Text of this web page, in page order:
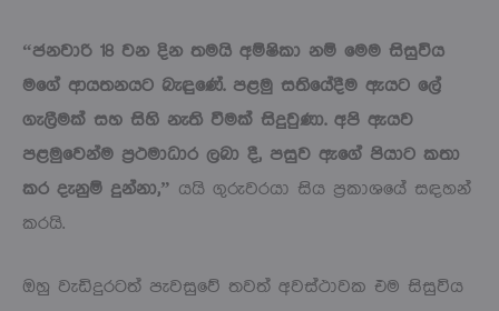
“ජනවාරි 18 වන දින තමයි අම්ෂිකා නම් මෙම සිසුවිය
මගේ ආයතනයට බැඳුණේ. පළමු සතියේදීම ඇයට ලේ
ගැලීමක් සහ සිහි නැති වීමක් සිදුවුණා. අපි ඇයව
පළමුවෙන්ම ප්‍රථමාධාර ලබා දී, පසුව ඇගේ පියාට කතා
කර දැනුම් දුන්නා,” යයි ගුරුවරයා සිය ප්‍රකාශයේ සඳහන්
කරයි.
ඔහු වැඩිදුරටත් පැවසුවේ තවත් අවස්ථාවක එම සිසුවිය